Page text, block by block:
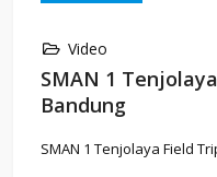
Video
SMAN 1
Bandung
SMAN 1 Tenjolaya Field